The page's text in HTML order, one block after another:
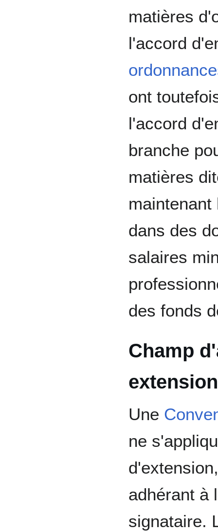
matières
l'accord
ont
l'accord
branche
matières
dans des
salaires
des fonds
Champ
extension
Une
ne
adhérant à
signataire.